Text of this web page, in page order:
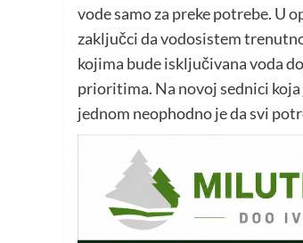
vode samo za preke potrebe. U
zaključci da vodosistem
kojima bude isključivana voda
prioritima. Na novoj sednici koja
jednom neophodno je da svi